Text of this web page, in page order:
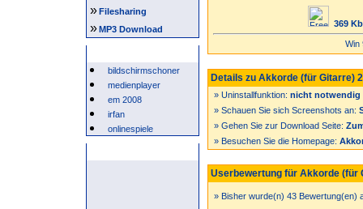
»Filesharing
»MP3 Download
bildschirmschoner
medienplayer
em 2008
irfan
onlinespiele
369 Kb
Win
Details zu Akkorde (für Gitarre) 2
» Uninstallfunktion: nicht notwendig
» Schauen Sie sich Screenshots an:
» Gehen Sie zur Download Seite:
» Besuchen Sie die Homepage:
Userbewertung für Akkorde (für
» Bisher wurde(n) 43 Bewertung(en)